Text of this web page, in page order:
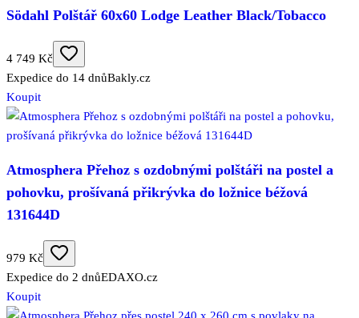
Södahl Polštář 60x60 Lodge Leather Black/Tobacco
4 749 Kč
Expedice do 14 dnůBakly.cz
Koupit
Atmosphera Přehoz s ozdobnými polštáři na postel a
pohovku, prošívaná přikrývka do ložnice béžová
131644D
979 Kč
Expedice do 2 dnůEDAXO.cz
Koupit